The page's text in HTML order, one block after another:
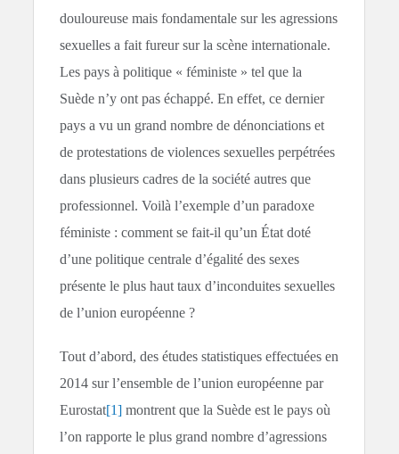
douloureuse mais fondamentale sur les agressions
sexuelles a fait fureur sur la scène internationale.
Les pays à politique « féministe » tel que la
Suède n’y ont pas échappé. En effet, ce dernier
pays a vu un grand nombre de dénonciations et
de protestations de violences sexuelles perpétrées
dans plusieurs cadres de la société autres que
professionnel. Voilà l’exemple d’un paradoxe
féministe : comment se fait-il qu’un État doté
d’une politique centrale d’égalité des sexes
présente le plus haut taux d’inconduites sexuelles
de l’union européenne ?
Tout d’abord, des études statistiques effectuées en
2014 sur l’ensemble de l’union européenne par
Eurostat[1] montrent que la Suède est le pays où
l’on rapporte le plus grand nombre d’agressions